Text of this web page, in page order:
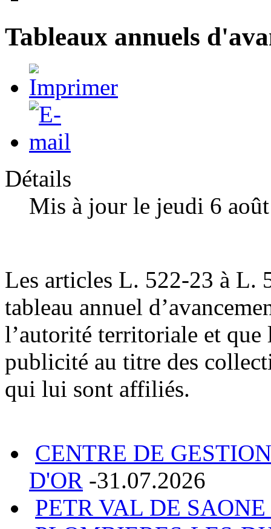
Tableaux annuels
Détails
Mis à jour le jeudi 6
Les articles L. 522-23 à L.
tableau annuel
l’autorité territoriale et que
publicité au titre des
qui lui sont affiliés.
CENTRE DE
D'OR -31.07.2026
PETR VAL DE